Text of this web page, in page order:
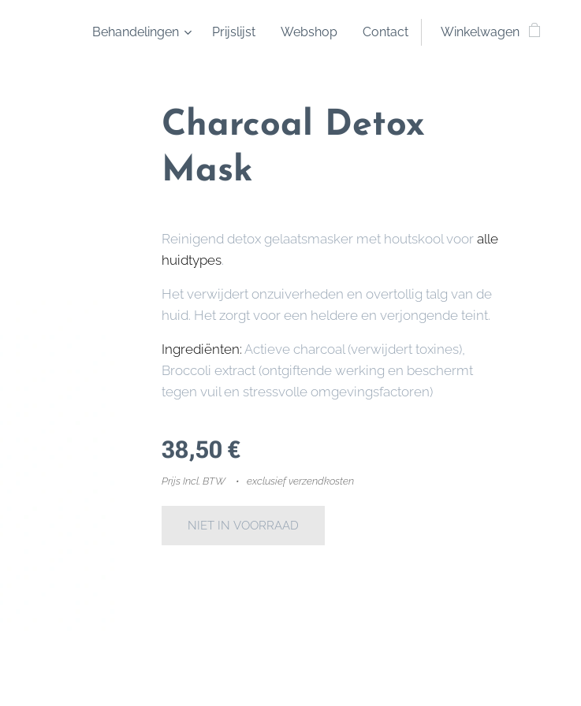
Behandelingen Prijslijst Webshop Contact Winkelwagen
Charcoal Detox
Mask
Reinigend detox gelaatsmasker met houtskool voor alle
huidtypes.
Het verwijdert onzuiverheden en overtollig talg van de
huid. Het zorgt voor een heldere en verjongende teint.
Ingrediënten: Actieve charcoal (verwijdert toxines),
Broccoli extract (ontgiftende werking en beschermt
tegen vuil en stressvolle omgevingsfactoren)
38,50 €
Prijs Incl. BTW exclusief verzendkosten
NIET IN VOORRAAD